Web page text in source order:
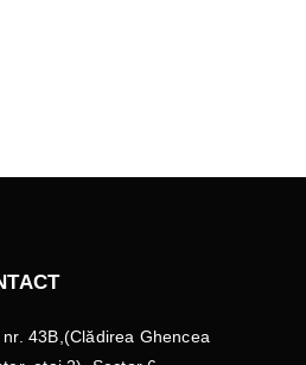
43B,(Clădirea Ghencea